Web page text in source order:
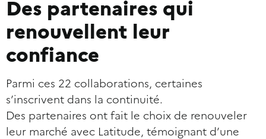
Des partenaires qui
renouvellent leur
confiance
Parmi ces 22 collaborations, certaines
s’inscrivent dans la continuité.
Des partenaires ont fait le choix de renouveler
leur marché avec Latitude, témoignant d’une